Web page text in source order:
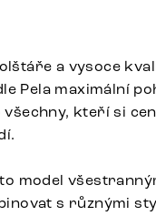
a vysoce
Pela maximální
kteří si
model
s různými